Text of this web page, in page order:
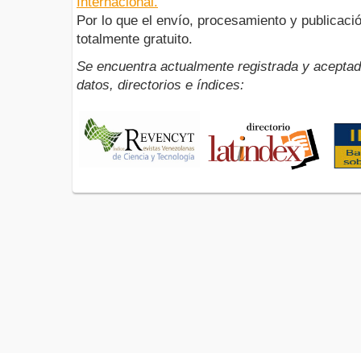
Por lo que el envío, procesamiento y
totalmente gratuito.
Se encuentra actualmente registrada y
datos, directorios e índices: